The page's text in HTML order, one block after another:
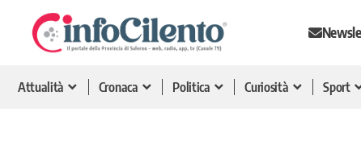
Attualità Cronaca Politica Curiosità Sport